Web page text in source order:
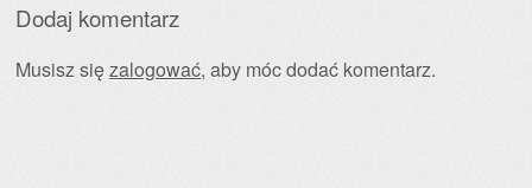
Dodaj komentarz
Musisz sięzalogować, aby móc dodać komentarz.